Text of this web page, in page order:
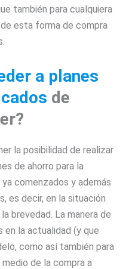
también para cualquiera
esta forma de compra
a planes
de
la posibilidad de realizar
de ahorro para la
comenzados y además
es decir, en la situación
brevedad. La manera de
en la actualidad (y que
como así también para
de la compra a